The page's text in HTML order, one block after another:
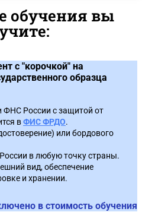
происхождения
запретов и
субъектов малого и среднего
с использованием
плана закупки по 223-
с использованием
накладной
работ, оказанных
страну
обучения вы
с "корочкой" на
образца
ФНС России с защитой от
вФИС ФРДО.
или бордового
в любую точку страны.
вид, обеспечение
и хранении.
в стоимость обучения